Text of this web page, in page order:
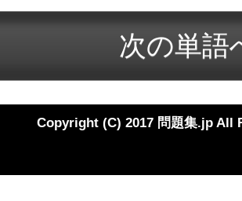
Copyright (C) 2017 問題集.jp All